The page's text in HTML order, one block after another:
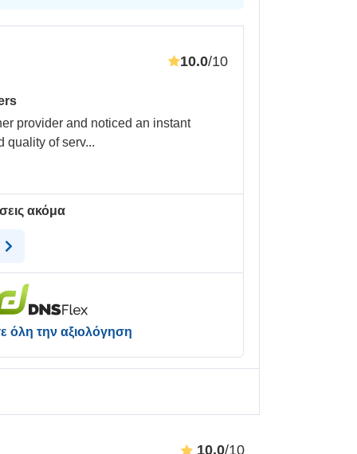
10.0/10
10.0/10
provider and noticed an instant
quality of serv...
ακόμα
όλη την αξιολόγηση